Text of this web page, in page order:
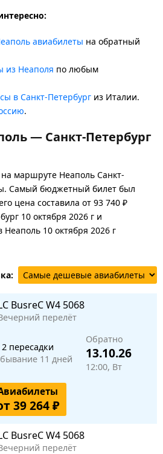
авиабилеты на обратный
из Неаполя по любым
в Санкт-Петербург из Италии.
.
— Санкт-Петербург
маршруте Неаполь Санкт-
Самый бюджетный билет был
цена составила от 93 740 ₽
10 октября 2026 г и
10 октября 2026 г
BusreCW4 5068
перелёт
2 пересадки
11 дней
Обратно
13.10.26
12:00, Вт
39 264 ₽
BusreCW4 5068
перелёт